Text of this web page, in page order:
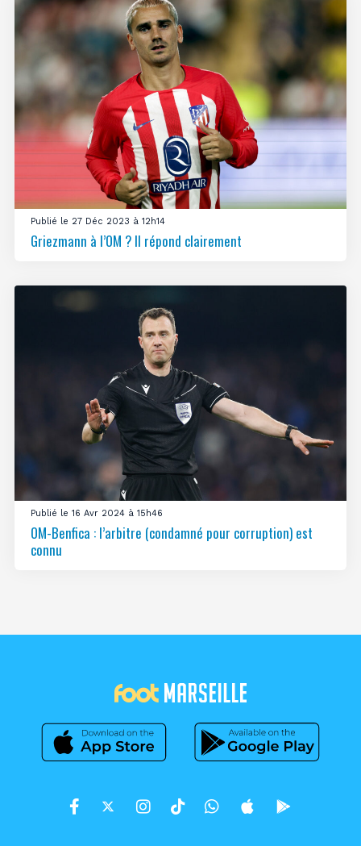
Publié le 27 Déc 2023 à 12h14
Griezmann à l’OM ? Il répond clairement
Publié le 16 Avr 2024 à 15h46
OM-Benfica : l’arbitre (condamné pour corruption) est
connu